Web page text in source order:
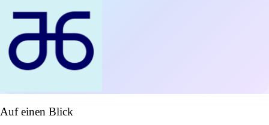
Auf einen Blick